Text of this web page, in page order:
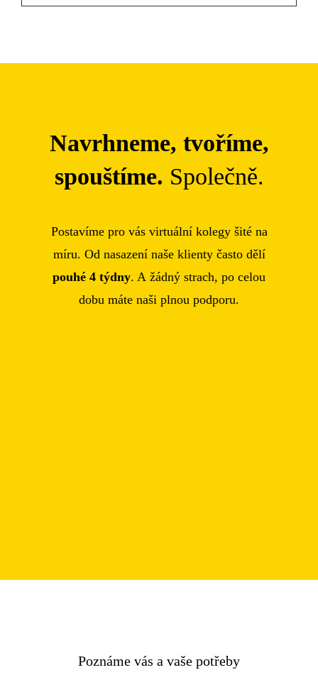
Navrhneme, tvoříme,
spouštíme. Společně.
Postavíme pro vás virtuální kolegy šité na
míru. Od nasazení naše klienty často dělí
pouhé 4 týdny. A žádný strach, po celou
dobu máte naši plnou podporu.
Poznáme vás a vaše potřeby